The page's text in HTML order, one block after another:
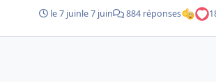
le 7 juinle 7 juin 884 réponses